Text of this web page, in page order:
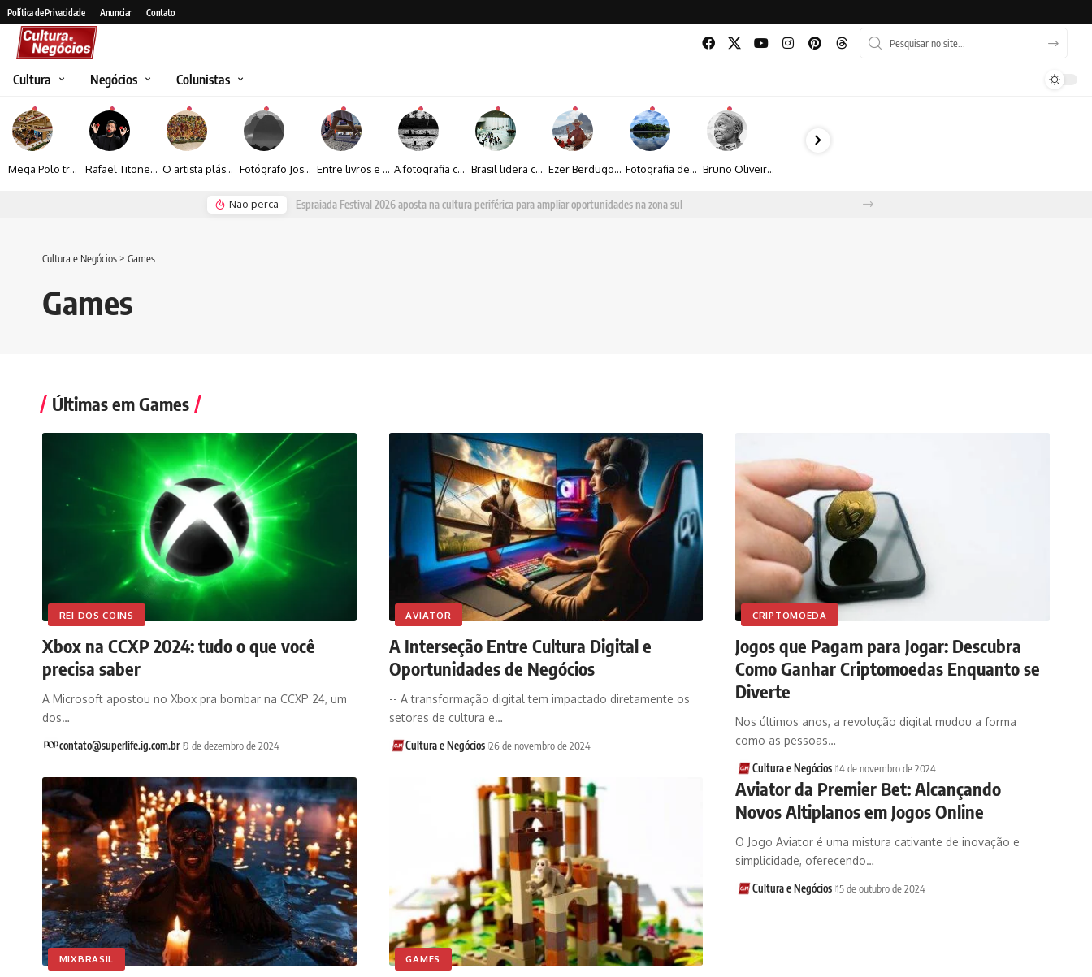
Política de Privacidade Anunciar Contato
Cultura Negócios Colunistas
Mega Polo transforma lançamento de coleção em plataforma nacional de negócios e projeta crescimento de mais de 15% Rafael Titonelly leva magia e acolhimento a crianças em tratamento oncológico em Juiz de Fora O artista plástico Jorge Luiz transforma sustentabilidade e criatividade em arte contemporânea Fotógrafo José Roberto apresenta um olhar sensível sobre arquitetura, formas e luz na fotografia Entre livros e fotografia autoral, Sebastião Reis consolida uma trajetória marcada pelo olhar artístico A fotografia contemporânea de Cynthia Feyh Jappur entre luz, movimento e arte Brasil lidera crescimento entre os 15 maiores mercados globais de viagens corporativas Ezer Berdugo transforma experiências multiculturais e memórias em narrativas visuais por meio da fotografia Fotografia de Fátima Carlini transforma paisagens naturais em experiências de contemplação Bruno Oliveira retrata o cotidiano urbano por meio da fotografia em preto e branco
Não perca Espraiada Festival 2026 aposta na cultura periférica para ampliar oportunidades na zona sul
Cultura e Negócios > Games
Games
Últimas em Games
REI DOS COINS
Xbox na CCXP 2024: tudo o que você
precisa saber
A Microsoft apostou no Xbox pra bombar na CCXP 24, um
dos…
contato@superlife.ig.com.br 9 de dezembro de 2024
AVIATOR
A Interseção Entre Cultura Digital e
Oportunidades de Negócios
-- A transformação digital tem impactado diretamente os
setores de cultura e…
Cultura e Negócios 26 de novembro de 2024
CRIPTOMOEDA
Jogos que Pagam para Jogar: Descubra
Como Ganhar Criptomoedas Enquanto se
Diverte
Nos últimos anos, a revolução digital mudou a forma
como as pessoas…
Cultura e Negócios 14 de novembro de 2024
MIXBRASIL GAMES
Aviator da Premier Bet: Alcançando
Novos Altiplanos em Jogos Online
O Jogo Aviator é uma mistura cativante de inovação e
simplicidade, oferecendo…
Cultura e Negócios 15 de outubro de 2024